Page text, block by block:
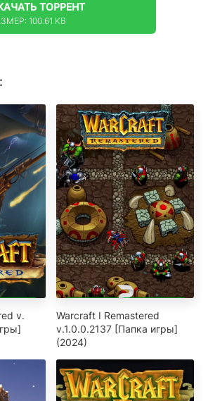
ТОРРЕНТ
100.61 KB
v.
Warcraft I Remastered
v.1.0.0.2137 [Папка игры]
(2024)